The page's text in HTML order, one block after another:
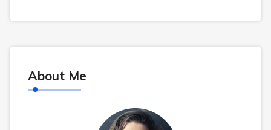
About Me